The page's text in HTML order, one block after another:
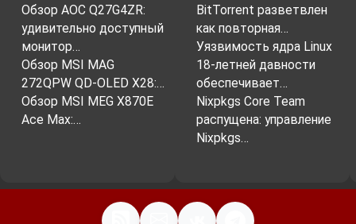
Обзор AOC Q27G4ZR:
удивительно доступный
монитор…
Обзор MSI MAG
272QPW QD-OLED X28:…
Обзор MSI MEG X870E
Ace Max:…
BitTorrent разветвлен
как повторная…
Уязвимость ядра Linux
18-летней давности
обеспечивает…
Nixpkgs Core Team
распущена: управление
Nixpkgs…